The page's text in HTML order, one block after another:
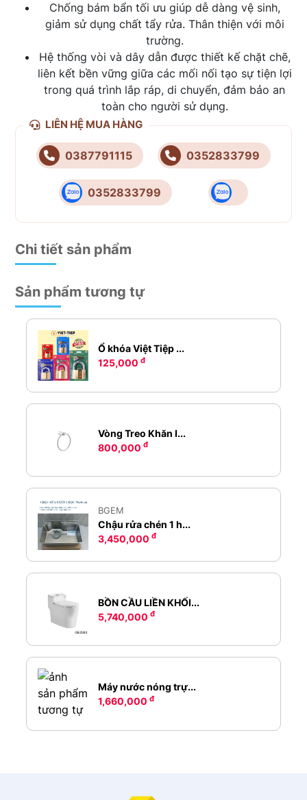
Chống bám bẩn tối ưu giúp dễ dàng vệ sinh,
giảm sử dụng chất tẩy rửa. Thân thiện với môi
trường.
Hệ thống vòi và dây dẫn được thiết kế chặt chẽ,
liên kết bền vững giữa các mối nối tạo sự tiện lợi
trong quá trình lắp ráp, di chuyển, đảm bảo an
toàn cho người sử dụng.
LIÊN HỆ MUA HÀNG
0387791115 0352833799
0352833799
Chi tiết sản phẩm
Sản phẩm tương tự
Ổ khóa Việt Tiệp ...
125,000đ
Vòng Treo Khăn I...
800,000đ
BGEM
Chậu rửa chén 1 h...
3,450,000đ
BỒN CẦU LIỀN KHỐI...
5,740,000đ
Máy nước nóng trự...
1,660,000đ